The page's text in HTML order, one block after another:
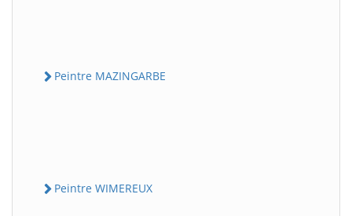
Peintre MAZINGARBE
Peintre WIMEREUX